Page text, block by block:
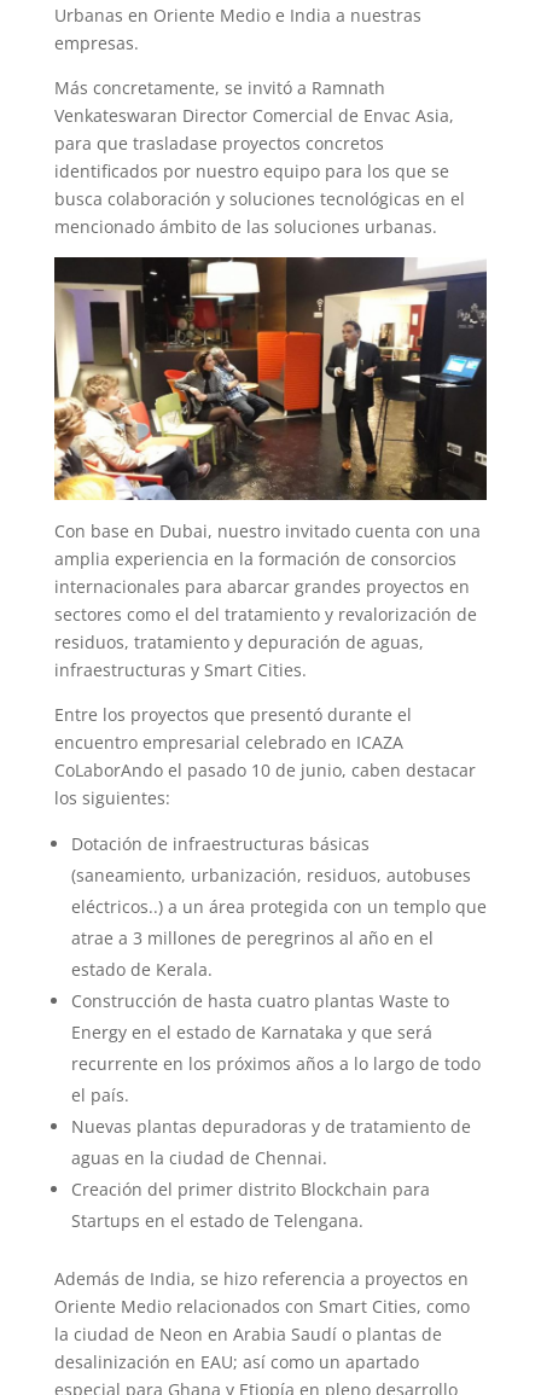
Urbanas en Oriente Medio e India a nuestras
empresas.
Más concretamente, se invitó a Ramnath
Venkateswaran Director Comercial de Envac Asia,
para que trasladase proyectos concretos
identificados por nuestro equipo para los que se
busca colaboración y soluciones tecnológicas en el
mencionado ámbito de las soluciones urbanas.
Con base en Dubai, nuestro invitado cuenta con una
amplia experiencia en la formación de consorcios
internacionales para abarcar grandes proyectos en
sectores como el del tratamiento y revalorización de
residuos, tratamiento y depuración de aguas,
infraestructuras y Smart Cities.
Entre los proyectos que presentó durante el
encuentro empresarial celebrado en ICAZA
CoLaborAndo el pasado 10 de junio, caben destacar
los siguientes:
Dotación de infraestructuras básicas
(saneamiento, urbanización, residuos, autobuses
eléctricos..) a un área protegida con un templo que
atrae a 3 millones de peregrinos al año en el
estado de Kerala.
Construcción de hasta cuatro plantas Waste to
Energy en el estado de Karnataka y que será
recurrente en los próximos años a lo largo de todo
el país.
Nuevas plantas depuradoras y de tratamiento de
aguas en la ciudad de Chennai.
Creación del primer distrito Blockchain para
Startups en el estado de Telengana.
Además de India, se hizo referencia a proyectos en
Oriente Medio relacionados con Smart Cities, como
la ciudad de Neon en Arabia Saudí o plantas de
desalinización en EAU; así como un apartado
especial para Ghana y Etiopía en pleno desarrollo